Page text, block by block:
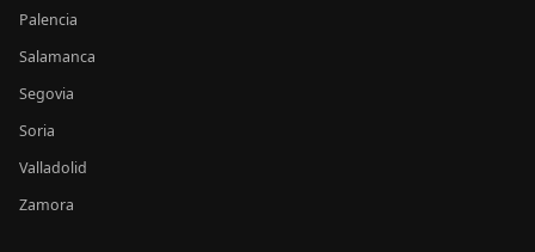
Palencia
Salamanca
Segovia
Soria
Valladolid
Zamora